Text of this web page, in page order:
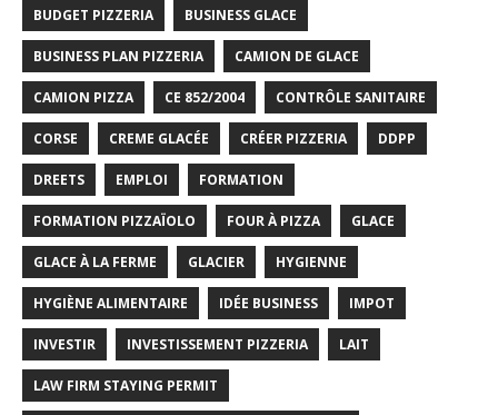
BUDGET PIZZERIA BUSINESS GLACE
BUSINESS PLAN PIZZERIA CAMION DE GLACE
CAMION PIZZA CE 852/2004 CONTRÔLE SANITAIRE
CORSE CREME GLACÉE CRÉER PIZZERIA DDPP
DREETS EMPLOI FORMATION
FORMATION PIZZAÏOLO FOUR À PIZZA GLACE
GLACE À LA FERME GLACIER HYGIENNE
HYGIÈNE ALIMENTAIRE IDÉE BUSINESS IMPOT
INVESTIR INVESTISSEMENT PIZZERIA LAIT
LAW FIRM STAYING PERMIT